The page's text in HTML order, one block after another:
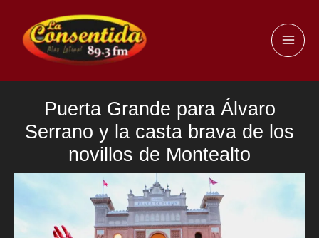
contenido
Puerta Grande para Álvaro
Serrano y la casta brava de los
novillos de Montealto